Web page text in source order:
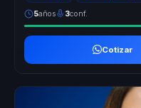
5años 3conf.
Cotizar